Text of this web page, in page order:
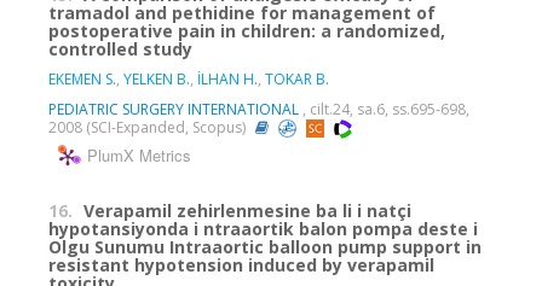
tramadol and pethidine for management of
postoperative pain in children: a randomized,
controlled study
EKEMEN S., YELKEN B., İLHAN H., TOKAR B.
PEDIATRIC SURGERY INTERNATIONAL , cilt.24, sa.6, ss.695-698,
2008 (SCI-Expanded, Scopus)
PlumX Metrics
16. Verapamil zehirlenmesine ba li i natçi
hypotansiyonda i ntraaortik balon pompa deste i
Olgu Sunumu Intraaortic balloon pump support in
resistant hypotension induced by verapamil